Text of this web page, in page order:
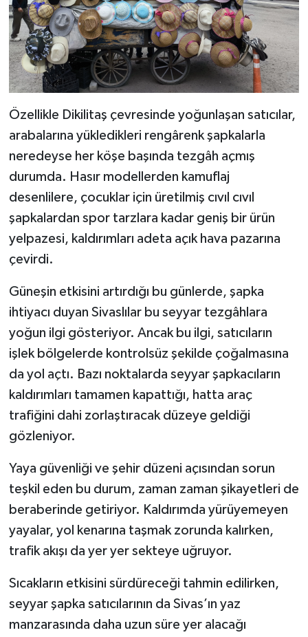
Özellikle Dikilitaş çevresinde yoğunlaşan satıcılar,
arabalarına yükledikleri rengârenk şapkalarla
neredeyse her köşe başında tezgâh açmış
durumda. Hasır modellerden kamuflaj
desenlilere, çocuklar için üretilmiş cıvıl cıvıl
şapkalardan spor tarzlara kadar geniş bir ürün
yelpazesi, kaldırımları adeta açık hava pazarına
çevirdi.
Güneşin etkisini artırdığı bu günlerde, şapka
ihtiyacı duyan Sivaslılar bu seyyar tezgâhlara
yoğun ilgi gösteriyor. Ancak bu ilgi, satıcıların
işlek bölgelerde kontrolsüz şekilde çoğalmasına
da yol açtı. Bazı noktalarda seyyar şapkacıların
kaldırımları tamamen kapattığı, hatta araç
trafiğini dahi zorlaştıracak düzeye geldiği
gözleniyor.
Yaya güvenliği ve şehir düzeni açısından sorun
teşkil eden bu durum, zaman zaman şikayetleri de
beraberinde getiriyor. Kaldırımda yürüyemeyen
yayalar, yol kenarına taşmak zorunda kalırken,
trafik akışı da yer yer sekteye uğruyor.
Sıcakların etkisini sürdüreceği tahmin edilirken,
seyyar şapka satıcılarının da Sivas’ın yaz
manzarasında daha uzun süre yer alacağı